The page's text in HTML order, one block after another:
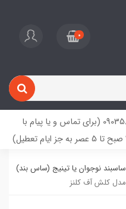
0
09035809343 (برای تماس و یا پیام با
ساسبند نوجوان یا تینیج (ساس‌ بند)